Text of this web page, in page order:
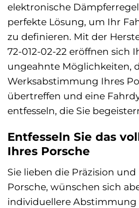
elektronische
perfekte Lösung, um Ihr
zu definieren. Mit der
72-012-02-22 eröffnen sich
ungeahnte Möglichkeiten,
Werksabstimmung Ihres
übertreffen und eine
entfesseln, die Sie
Entfesseln Sie das
Ihres Porsche
Sie lieben die Präzision
Porsche, wünschen sich
individuellere Abstimmung